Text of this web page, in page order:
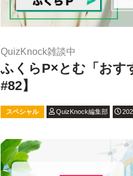
QuizKnock雑談中
ふくらP×とむ「おす
#82】
スペシャル QuizKnock編集部